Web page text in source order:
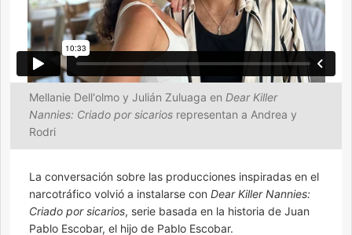
Mellanie Dell'olmo y Julián Zuluaga en Dear Killer
Nannies: Criado por sicarios representan a Andrea y
Rodri
La conversación sobre las producciones inspiradas en el
narcotráfico volvió a instalarse con Dear Killer Nannies:
Criado por sicarios, serie basada en la historia de Juan
Pablo Escobar, el hijo de Pablo Escobar.